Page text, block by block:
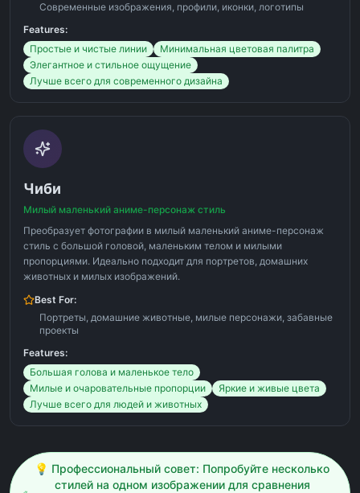
Современные изображения, профили, иконки, логотипы
Features:
Простые и чистые линии
Минимальная цветовая палитра
Элегантное и стильное ощущение
Лучше всего для современного дизайна
Чиби
Милый маленький аниме-персонаж стиль
Преобразует фотографии в милый маленький аниме-персонаж
стиль с большой головой, маленьким телом и милыми
пропорциями. Идеально подходит для портретов, домашних
животных и милых изображений.
Best For:
Портреты, домашние животные, милые персонажи, забавные
проекты
Features:
Большая голова и маленькое тело
Милые и очаровательные пропорции
Яркие и живые цвета
Лучше всего для людей и животных
💡 Профессиональный совет: Попробуйте несколько
стилей на одном изображении для сравнения